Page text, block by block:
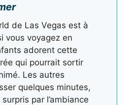
de Las Vegas est à
vous voyagez en
adorent cette
qui pourrait sortir
Les autres
quelques minutes,
par l’ambiance